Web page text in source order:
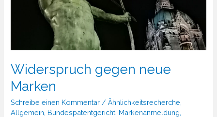
Widerspruch gegen neue
Marken
Schreibe einen Kommentar /Ähnlichkeitsrecherche
Allgemein Bundespatentgericht Markenanmeldung